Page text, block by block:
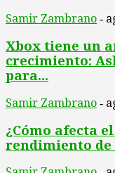
Samir Zambrano -
Xbox tiene un
crecimiento:
para...
Samir Zambrano -
¿Cómo afecta
rendimiento de